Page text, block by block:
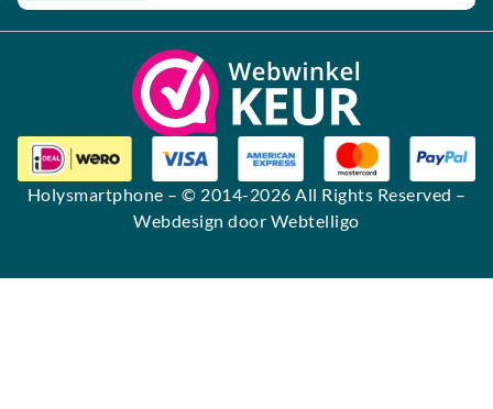
Alternative:
Holysmartphone – © 2014-2026 All Rights Reserved –
Webdesign door Webtelligo